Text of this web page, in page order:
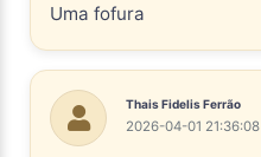
Uma fofura
Thais Fidelis Ferrão
2026-04-01 21:36:08